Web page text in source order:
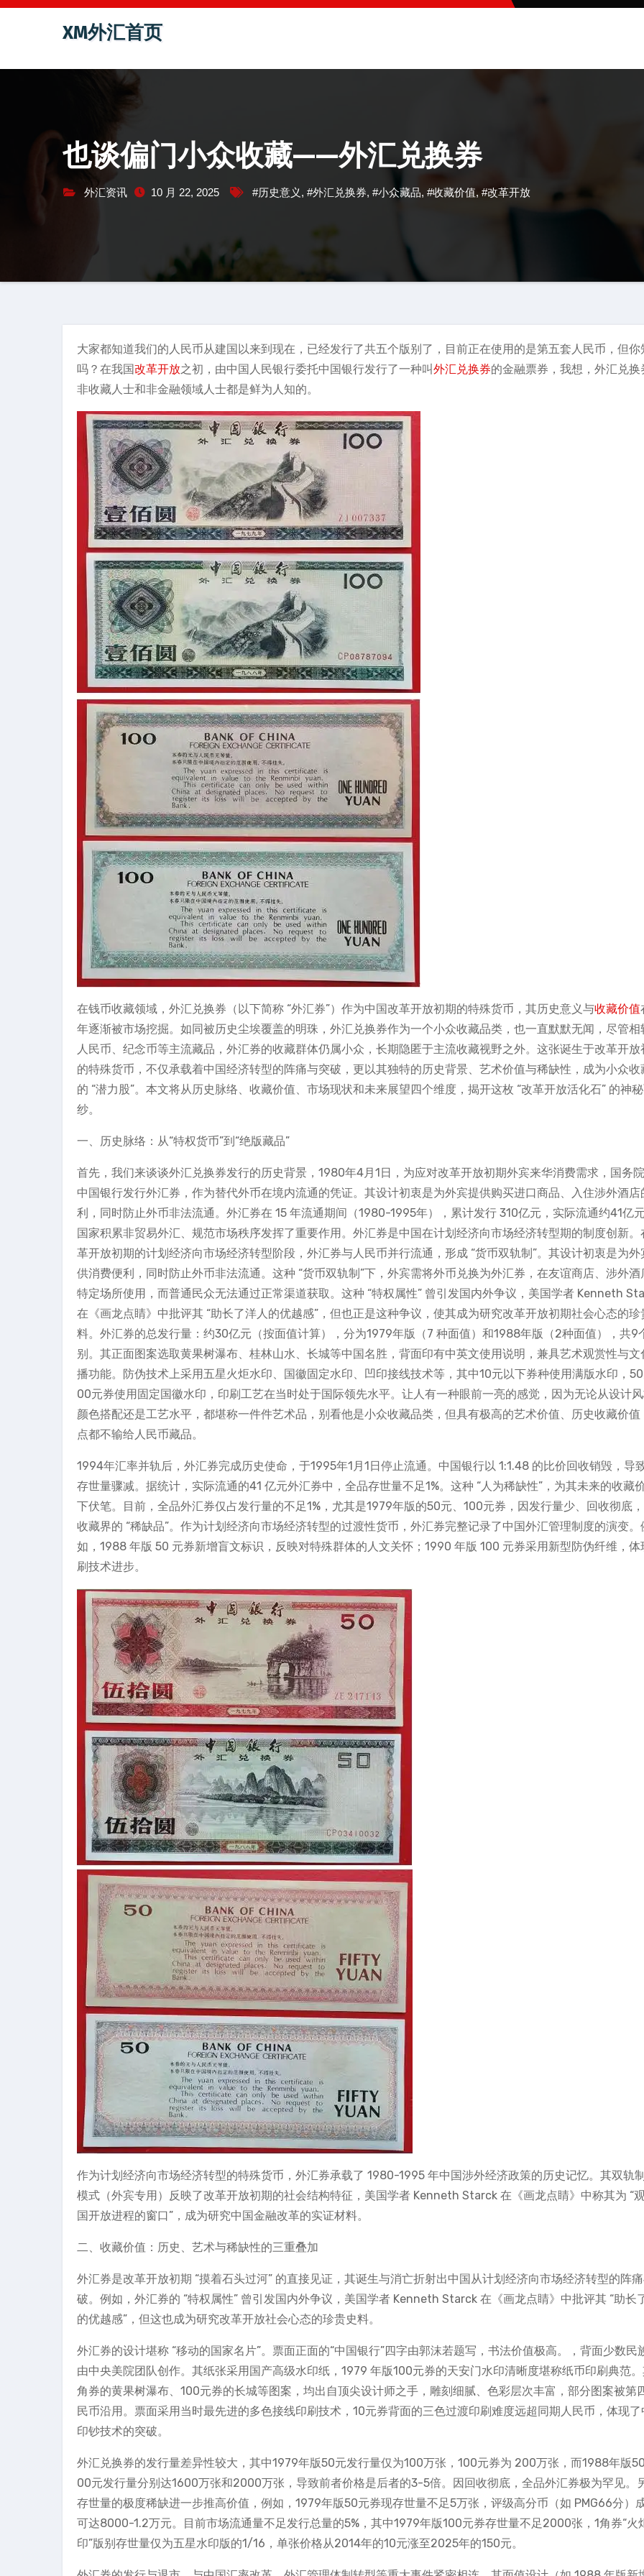
跳
容
XM外汇首页
也谈偏门小众收藏——外汇兑换券
外汇资讯 10 月 22, 2025 #历史意义 , #外汇兑换券, #小众藏品, #收藏价值, #改革开放
大家都知道我们的人民币从建国以来到现在，已经发行了共五个版别了，目前正在使用的是第五套人民币，但你
吗？在我国改革开放之初，由中国人民银行委托中国银行发行了一种叫外汇兑换券的金融票券，我想，外汇兑换
非收藏人士和非金融领域人士都是鲜为人知的。
在钱币收藏领域，外汇兑换券（以下简称 “外汇券”）作为中国改革开放初期的特殊货币，其历史意义与收藏价值
年逐渐被市场挖掘。如同被历史尘埃覆盖的明珠，外汇兑换券作为一个小众收藏品类，也一直默默无闻，尽管相
人民币、纪念币等主流藏品，外汇券的收藏群体仍属小众，长期隐匿于主流收藏视野之外。这张诞生于改革开放
的特殊货币，不仅承载着中国经济转型的阵痛与突破，更以其独特的历史背景、艺术价值与稀缺性，成为小众收
的 “潜力股”。本文将从历史脉络、收藏价值、市场现状和未来展望四个维度，揭开这枚 “改革开放活化石” 的神
纱。
一、历史脉络：从“特权货币”到“绝版藏品”
首先，我们来谈谈外汇兑换券发行的历史背景，1980年4月1日，为应对改革开放初期外宾来华消费需求，国务
中国银行发行外汇券，作为替代外币在境内流通的凭证。其设计初衷是为外宾提供购买进口商品、入住涉外酒店
利，同时防止外币非法流通。外汇券在 15 年流通期间（1980-1995年），累计发行 310亿元，实际流通约41亿
国家积累非贸易外汇、规范市场秩序发挥了重要作用。外汇券是中国在计划经济向市场经济转型期的制度创新。
革开放初期的计划经济向市场经济转型阶段，外汇券与人民币并行流通，形成 “货币双轨制”。其设计初衷是为外
供消费便利，同时防止外币非法流通。这种 “货币双轨制”下，外宾需将外币兑换为外汇券，在友谊商店、涉外酒
特定场所使用，而普通民众无法通过正常渠道获取。这种 “特权属性” 曾引发国内外争议，美国学者 Kenneth
在《画龙点睛》中批评其 “助长了洋人的优越感”，但也正是这种争议，使其成为研究改革开放初期社会心态的珍
料。外汇券的总发行量：约30亿元（按面值计算），分为1979年版（7 种面值）和1988年版（2种面值），共9
别。其正面图案选取黄果树瀑布、桂林山水、长城等中国名胜，背面印有中英文使用说明，兼具艺术观赏性与文
播功能。防伪技术上采用五星火炬水印、国徽固定水印、凹印接线技术等，其中10元以下券种使用满版水印，
00元券使用固定国徽水印，印刷工艺在当时处于国际领先水平。让人有一种眼前一亮的感觉，因为无论从设计风
颜色搭配还是工艺水平，都堪称一件件艺术品，别看他是小众收藏品类，但具有极高的艺术价值、历史收藏价值
点都不输给人民币藏品。
1994年汇率并轨后，外汇券完成历史使命，于1995年1月1日停止流通。中国银行以 1:1.48 的比价回收销毁，导
存世量骤减。据统计，实际流通的41 亿元外汇券中，全品存世量不足1%。这种 “人为稀缺性”，为其未来的收藏
下伏笔。目前，全品外汇券仅占发行量的不足1%，尤其是1979年版的50元、100元券，因发行量少、回收彻底
收藏界的 “稀缺品”。作为计划经济向市场经济转型的过渡性货币，外汇券完整记录了中国外汇管理制度的演变。
如，1988 年版 50 元券新增盲文标识，反映对特殊群体的人文关怀；1990 年版 100 元券采用新型防伪纤维，体
刷技术进步。
作为计划经济向市场经济转型的特殊货币，外汇券承载了 1980-1995 年中国涉外经济政策的历史记忆。其双轨
模式（外宾专用）反映了改革开放初期的社会结构特征，美国学者 Kenneth Starck 在《画龙点睛》中称其为 “
国开放进程的窗口”，成为研究中国金融改革的实证材料。
二、收藏价值：历史、艺术与稀缺性的三重叠加
外汇券是改革开放初期 “摸着石头过河” 的直接见证，其诞生与消亡折射出中国从计划经济向市场经济转型的阵
破。例如，外汇券的 “特权属性” 曾引发国内外争议，美国学者 Kenneth Starck 在《画龙点睛》中批评其 “助长
的优越感”，但这也成为研究改革开放社会心态的珍贵史料。
外汇券的设计堪称 “移动的国家名片”。票面正面的“中国银行”四字由郭沫若题写，书法价值极高。，背面少数民
由中央美院团队创作。其纸张采用国产高级水印纸，1979 年版100元券的天安门水印清晰度堪称纸币印刷典范。
角券的黄果树瀑布、100元券的长城等图案，均出自顶尖设计师之手，雕刻细腻、色彩层次丰富，部分图案被第
民币沿用。票面采用当时最先进的多色接线印刷技术，10元券背面的三色过渡印刷难度远超同期人民币，体现了
印钞技术的突破。
外汇兑换券的发行量差异性较大，其中1979年版50元发行量仅为100万张，100元券为 200万张，而1988年版
00元发行量分别达1600万张和2000万张，导致前者价格是后者的3-5倍。因回收彻底，全品外汇券极为罕见。
存世量的极度稀缺进一步推高价值，例如，1979年版50元券现存世量不足5万张，评级高分币（如 PMG66分）
可达8000-1.2万元。目前市场流通量不足发行总量的5%，其中1979年版100元券存世量不足2000张，1角券“火
印”版别存世量仅为五星水印版的1/16，单张价格从2014年的10元涨至2025年的150元。